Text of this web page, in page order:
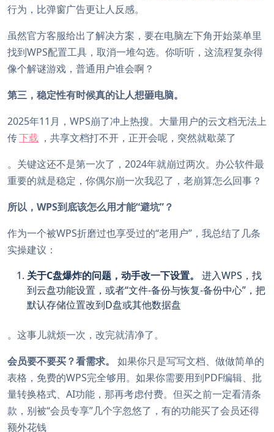
行为，比弹窗广告更让人反感。
虽然官方客服给出了解决方案，要在电脑左下角开始菜单里
找到WPS配置工具，取消一堆勾选。你听听，这流程复杂得
像个解谜游戏，普通用户谁会啊？
第三，稳定性有时候真的让人想砸电脑。
2025年11月，WPS崩了冲上热搜。大量用户的云文档无法上
传下载 ，共享文档打不开，正开会呢，突然就歇菜了
。关键这还不是第一次了，2024年就崩过两次。办公软件最
重要的就是稳定，你偶尔崩一次我忍了，老崩算怎么回事？
所以，WPS到底该怎么用才能“避坑”？
作为一个被WPS折磨过也享受过的“老用户”，我总结了几条
实操建议：
关于C盘爆炸的问题，动手改一下设置。
进入WPS，找
到云盘功能设置，或者“文件-备份与恢复-备份中心”，把
默认存储位置改到D盘或其他数据盘
。这事儿就烦一次，改完就清净了。
会员要不要买？看需求。
如果你只是写写文档、做做简单的
表格，免费的WPS完全够用。如果你需要用到PDF编辑、批
量转换格式、AI功能，那再考虑付费。但买之前一定看清条
款，别被“会员专享”几个字忽悠了，有的功能买了会员还得
额外花钱